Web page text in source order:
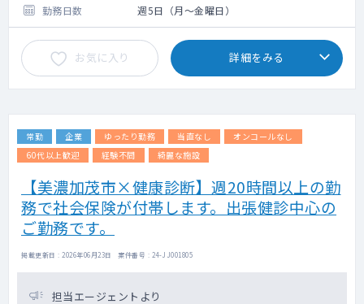
領域を見出していくことを目標とする研修制
度です。
出身大学、出身病院、年次を問わず、意欲の
ある医師を受け入れています。
まだ経験の浅い段階から自己効力感を高め、
次のステージにつないでいくことを目指しま
勤務日数 週5日（月～金曜日）
お気に入り 詳細をみる
常勤 企業 ゆったり勤務 当直なし
オンコールなし
60代以上歓迎
経験不問 綺麗な施設
【美濃加茂市×健康診断】週20時間以上の勤
務で社会保険が付帯します。出張健診中心の
ご勤務です。
掲載更新日 : 2026年06月23日 案件番号 : 24-JJ001805
担当エージェントより